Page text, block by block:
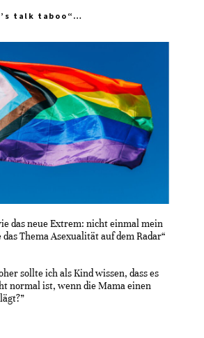
talk taboo“…
das neue Extrem: nicht einmal mein
Thema Asexualität auf dem Radar“
sollte ich als Kind wissen, dass es
normal ist, wenn die Mama einen